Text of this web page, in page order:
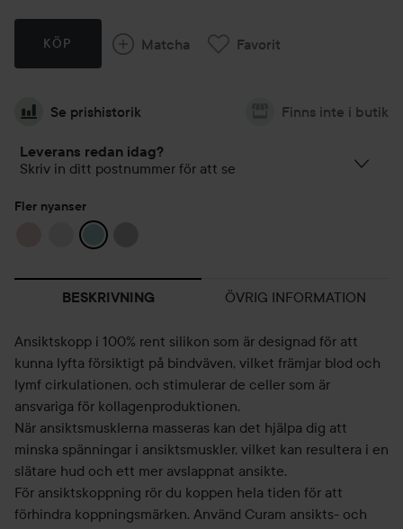
KÖP Matcha Favorit
Se prishistorik Finns inte i butik
Leverans redan idag?
Skriv in ditt postnummer för att se
Fler nyanser
BESKRIVNING ÖVRIG INFORMATION
Ansiktskopp i 100% rent silikon som är designad för att
kunna lyfta försiktigt på bindväven, vilket främjar blod och
lymf cirkulationen, och stimulerar de celler som är
ansvariga för kollagenproduktionen.
När ansiktsmusklerna masseras kan det hjälpa dig att
minska spänningar i ansiktsmuskler, vilket kan resultera i en
slätare hud och ett mer avslappnat ansikte.
För ansiktskoppning rör du koppen hela tiden för att
förhindra koppningsmärken. Använd Curam ansikts- och